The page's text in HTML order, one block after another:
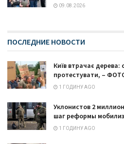
09.08.2026
ПОСЛЕДНИЕ НОВОСТИ
Київ втрачає
протестувати, –
1 ГОДИНУ AGO
Уклонистов 2
шаг реформы
1 ГОДИНУ AGO